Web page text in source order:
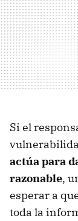
Si el
actúa para
razonable,
esperar a
toda la